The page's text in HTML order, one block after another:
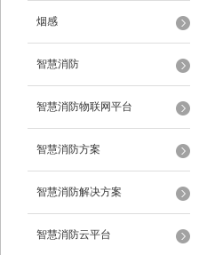
烟感
智慧消防
智慧消防物联网平台
智慧消防方案
智慧消防解决方案
智慧消防云平台